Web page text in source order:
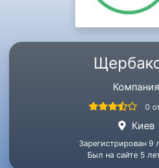
Компания
0
Киев
Зарегистрирован 9
Был на сайте 5